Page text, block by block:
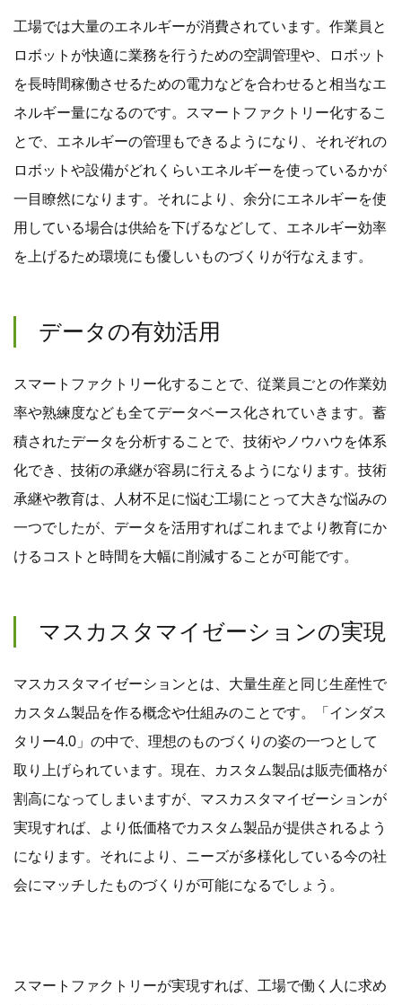
工場では大量のエネルギーが消費されています。作業員と
ロボットが快適に業務を行うための空調管理や、ロボット
を長時間稼働させるための電力などを合わせると相当なエ
ネルギー量になるのです。スマートファクトリー化するこ
とで、エネルギーの管理もできるようになり、それぞれの
ロボットや設備がどれくらいエネルギーを使っているかが
一目瞭然になります。それにより、余分にエネルギーを使
用している場合は供給を下げるなどして、エネルギー効率
を上げるため環境にも優しいものづくりが行なえます。
データの有効活用
スマートファクトリー化することで、従業員ごとの作業効
率や熟練度なども全てデータベース化されていきます。蓄
積されたデータを分析することで、技術やノウハウを体系
化でき、技術の承継が容易に行えるようになります。技術
承継や教育は、人材不足に悩む工場にとって大きな悩みの
一つでしたが、データを活用すればこれまでより教育にか
けるコストと時間を大幅に削減することが可能です。
マスカスタマイゼーションの実現
マスカスタマイゼーションとは、大量生産と同じ生産性で
カスタム製品を作る概念や仕組みのことです。「インダス
タリー4.0」の中で、理想のものづくりの姿の一つとして
取り上げられています。現在、カスタム製品は販売価格が
割高になってしまいますが、マスカスタマイゼーションが
実現すれば、より低価格でカスタム製品が提供されるよう
になります。それにより、ニーズが多様化している今の社
会にマッチしたものづくりが可能になるでしょう。
スマートファクトリーが実現すれば、工場で働く人に求め